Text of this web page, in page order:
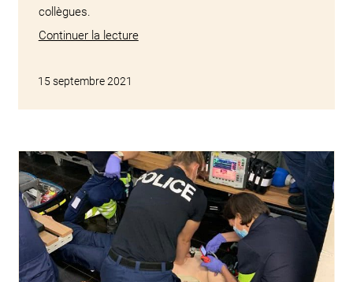
collègues.
Continuer la lecture
15 septembre 2021